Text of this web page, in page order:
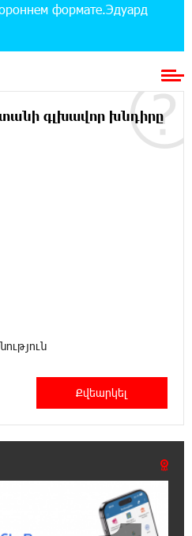
министр Словакии
страны с просьбой
Азербайджан?
солнечная
навыки на «Давидбекских
А вас вводят в заблуждение.
и обслуживания Ucom в
работу по новому адресу
формате.Эдуард
գլխավոր խնդիրը